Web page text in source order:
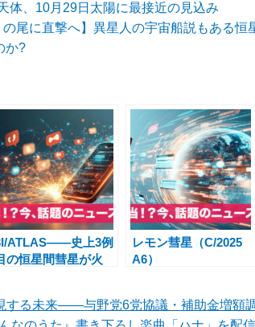
体、10月29日太陽に最接近の見込み
尾に直撃へ】異星人の宇宙船説もある恒
か?
ATLAS――史上3例
の恒星間彗星が火
観測
レモン彗星（C/2025
A6）
する未来――与野党6党協議・補助金増額